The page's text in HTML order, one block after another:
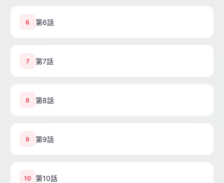
6 第6話
7 第7話
8 第8話
9 第9話
10 第10話